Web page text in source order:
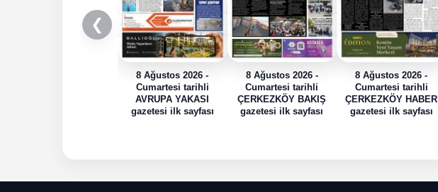
❮
8 Ağustos 2026 -
Cumartesi tarihli
AVRUPA YAKASI
gazetesi ilk sayfası
8 Ağustos 2026 -
Cumartesi tarihli
ÇERKEZKÖY BAKIŞ
gazetesi ilk sayfası
8 Ağustos 2026 -
Cumartesi tarihli
ÇERKEZKÖY HABER
gazetesi ilk sayfası